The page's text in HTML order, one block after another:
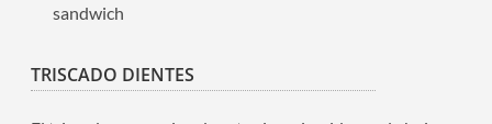
sandwich
TRISCADO DIENTES